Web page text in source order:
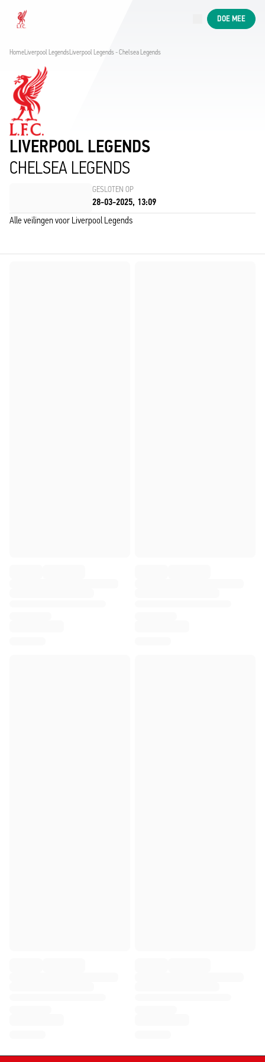
Now live
DOE MEE
HomeLiverpool LegendsLiverpool Legends - Chelsea Legends
LIVERPOOL LEGENDS
CHELSEA LEGENDS
GESLOTEN OP
28-03-2025, 13:09
Alle veilingen voor Liverpool Legends